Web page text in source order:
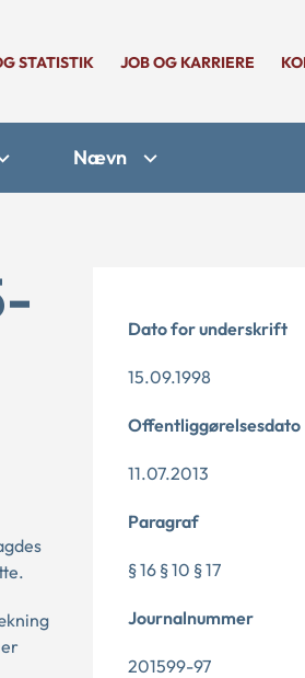
STATISTIK JOB OG KARRIERE
Nævn
Dato for underskrift
15.09.1998
Offentliggørelsesdato
11.07.2013
Paragraf
§ 16 § 10 § 17
Journalnummer
201599-97